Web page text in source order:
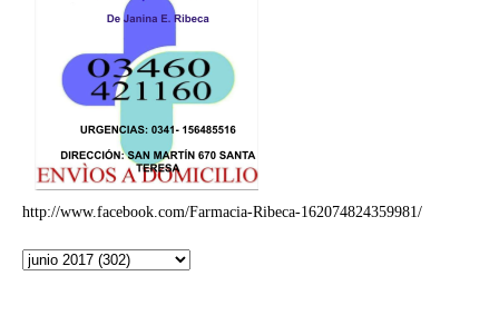
http://www.facebook.com/Farmacia-Ribeca-162074824359981/